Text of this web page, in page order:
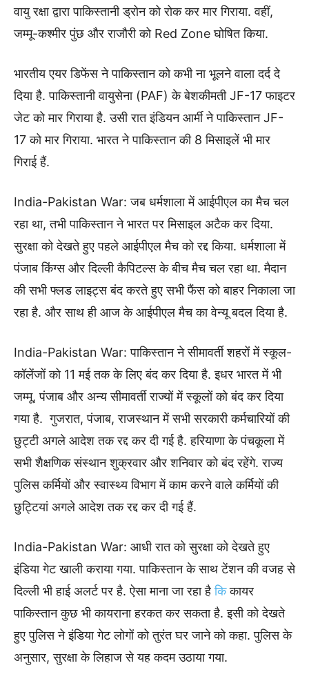
वायु रक्षा द्वारा पाकिस्तानी ड्रोन को रोक कर मार गिराया. वहीं,
जम्मू-कश्मीर पुंछ और राजौरी को Red Zone घोषित किया.
भारतीय एयर डिफेंस ने पाकिस्तान को कभी ना भूलने वाला दर्द दे
दिया है. पाकिस्तानी वायुसेना (PAF) के बेशकीमती JF-17 फाइटर
जेट को मार गिराया है. उसी रात इंडियन आर्मी ने पाकिस्तान JF-
17 को मार गिराया. भारत ने पाकिस्तान की 8 मिसाइलें भी मार
गिराई हैं.
India-Pakistan War: जब धर्मशाला में आईपीएल का मैच चल
रहा था, तभी पाकिस्तान ने भारत पर मिसाइल अटैक कर दिया.
सुरक्षा को देखते हुए पहले आईपीएल मैच को रद्द किया. धर्मशाला में
पंजाब किंग्स और दिल्ली कैपिटल्स के बीच मैच चल रहा था. मैदान
की सभी फ्लड लाइट्स बंद करते हुए सभी फैंस को बाहर निकाला जा
रहा है. और साथ ही आज के आईपीएल मैच का वेन्यू बदल दिया है.
India-Pakistan War: पाकिस्तान ने सीमावर्ती शहरों में स्कूल-
कॉलेंजों को 11 मई तक के लिए बंद कर दिया है. इधर भारत में भी
जम्मू, पंजाब और अन्य सीमावर्ती राज्यों में स्कूलों को बंद कर दिया
गया है. गुजरात, पंजाब, राजस्थान में सभी सरकारी कर्मचारियों की
छुट्टी अगले आदेश तक रद्द कर दी गई है. हरियाणा के पंचकूला में
सभी शैक्षणिक संस्थान शुक्रवार और शनिवार को बंद रहेंगे. राज्य
पुलिस कर्मियों और स्वास्थ्य विभाग में काम करने वाले कर्मियों की
छुट्टियां अगले आदेश तक रद्द कर दी गई हैं.
India-Pakistan War: आधी रात को सुरक्षा को देखते हुए
इंडिया गेट खाली कराया गया. पाकिस्तान के साथ टेंशन की वजह से
दिल्ली भी हाई अलर्ट पर है. ऐसा माना जा रहा हैकिकायर
पाकिस्तान कुछ भी कायराना हरकत कर सकता है. इसी को देखते
हुए पुलिस ने इंडिया गेट लोगों को तुरंत घर जाने को कहा. पुलिस के
अनुसार, सुरक्षा के लिहाज से यह कदम उठाया गया.